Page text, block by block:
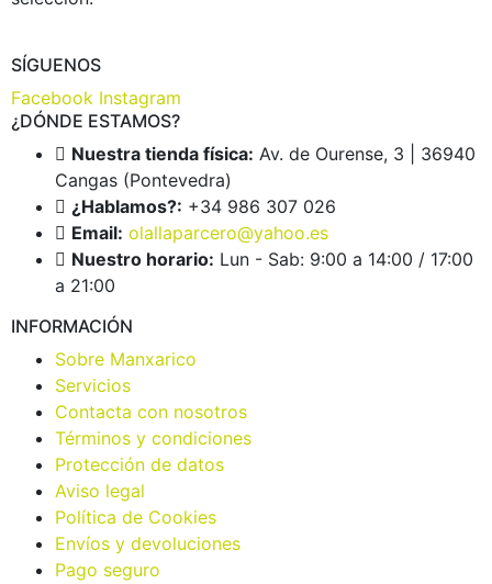
SÍGUENOS
Facebook Instagram
¿DÓNDE ESTAMOS?
Nuestra tienda física: Av. de Ourense, 3 | 36940
Cangas (Pontevedra)
¿Hablamos?: +34 986 307 026
Email: olallaparcero@yahoo.es
Nuestro horario: Lun - Sab: 9:00 a 14:00 / 17:00
a 21:00
INFORMACIÓN
Sobre Manxarico
Servicios
Contacta con nosotros
Términos y condiciones
Protección de datos
Aviso legal
Política de Cookies
Envíos y devoluciones
Pago seguro